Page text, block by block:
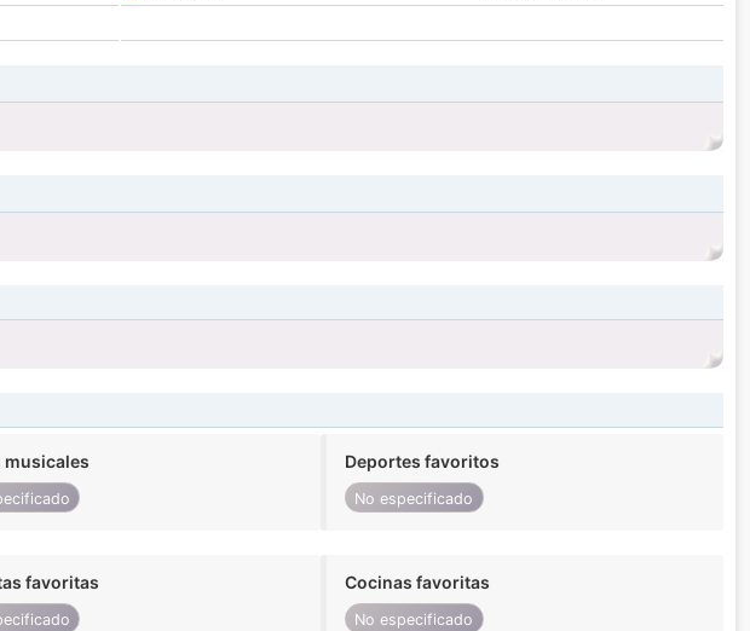
musicales Deportes favoritos
No especificado
favoritas Cocinas favoritas
No especificado